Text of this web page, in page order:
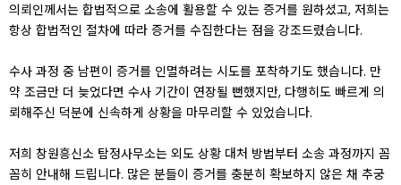
의뢰인께서는 합법적으로 소송에 활용할 수 있는 증거를 원하셨고, 저희는
항상 합법적인 절차에 따라 증거를 수집한다는 점을 강조드렸습니다.
수사 과정 중 남편이 증거를 인멸하려는 시도를 포착하기도 했습니다. 만
약 조금만 더 늦었다면 수사 기간이 연장될 뻔했지만, 다행히도 빠르게 의
뢰해주신 덕분에 신속하게 상황을 마무리할 수 있었습니다.
저희 창원흥신소 탐정사무소는 외도 상황 대처 방법부터 소송 과정까지 꼼
꼼히 안내해 드립니다. 많은 분들이 증거를 충분히 확보하지 않은 채 추궁